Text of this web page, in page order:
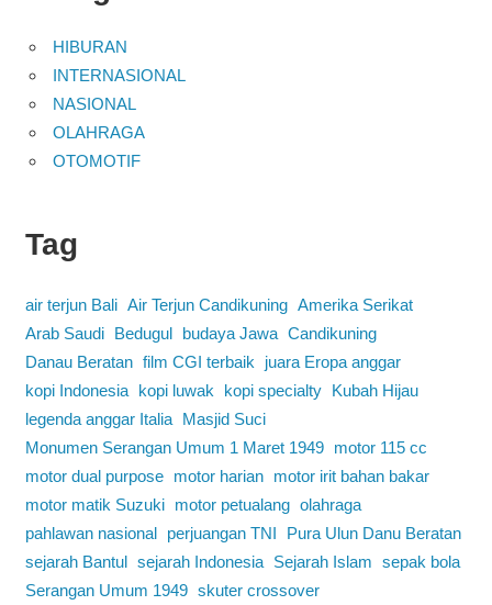
HIBURAN
INTERNASIONAL
NASIONAL
OLAHRAGA
OTOMOTIF
Tag
air terjun Bali Air Terjun Candikuning Amerika Serikat
Arab Saudi
Bedugul budaya Jawa Candikuning
Danau Beratan film CGI terbaik
juara Eropa anggar
kopi Indonesia
kopi luwak kopi specialty
Kubah Hijau
legenda anggar Italia
Masjid Suci
Monumen Serangan Umum 1 Maret 1949
motor 115 cc
motor dual purpose
motor harian
motor irit bahan bakar
motor matik Suzuki
motor petualang olahraga
pahlawan nasional
perjuangan TNI
Pura Ulun Danu Beratan
sejarah Bantul sejarah Indonesia Sejarah Islam sepak bola
Serangan Umum 1949 skuter crossover